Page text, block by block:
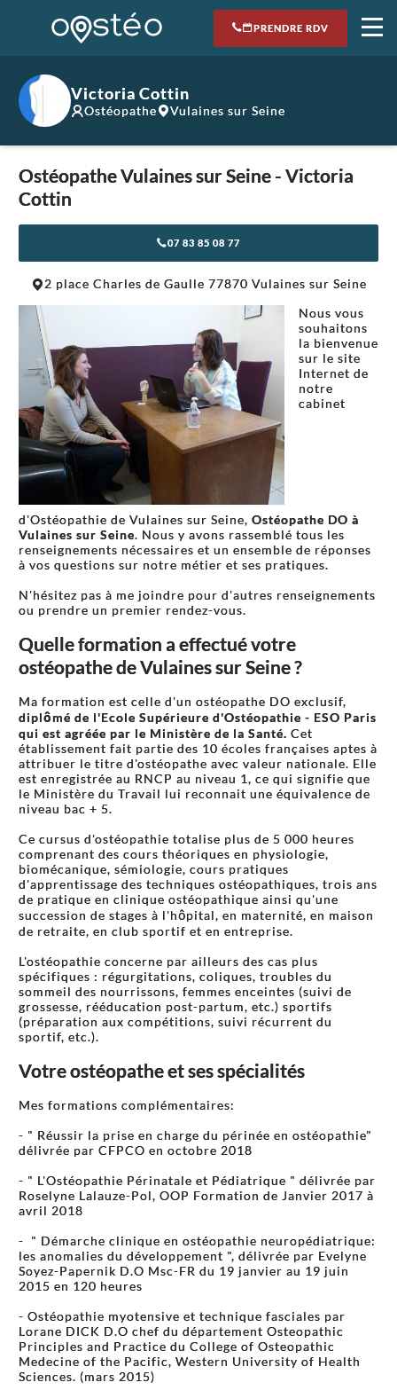
PRENDRE RDV
Victoria Cottin
Ostéopathe Vulaines sur Seine
Ostéopathe Vulaines sur Seine - Victoria
Cottin
07 83 85 08 77
+
−
2 place Charles de Gaulle 77870 Vulaines sur Seine
Nous vous
souhaitons
la bienvenue
sur le site
Internet de
notre
cabinet
d'Ostéopathie de Vulaines sur Seine, Ostéopathe DO à
Vulaines sur Seine. Nous y avons rassemblé tous les
renseignements nécessaires et un ensemble de réponses
à vos questions sur notre métier et ses pratiques.
N'hésitez pas à me joindre pour d'autres renseignements
ou prendre un premier rendez-vous.
Quelle formation a effectué votre
ostéopathe de Vulaines sur Seine ?
Ma formation est celle d'un ostéopathe DO exclusif,
diplômé de l'Ecole Supérieure d'Ostéopathie - ESO Paris
qui est agréée par le Ministère de la Santé. Cet
établissement fait partie des 10 écoles françaises aptes à
attribuer le titre d'ostéopathe avec valeur nationale. Elle
est enregistrée au RNCP au niveau 1, ce qui signifie que
le Ministère du Travail lui reconnait une équivalence de
niveau bac + 5.
Ce cursus d'ostéopathie totalise plus de 5 000 heures
comprenant des cours théoriques en physiologie,
biomécanique, sémiologie, cours pratiques
d'apprentissage des techniques ostéopathiques, trois ans
de pratique en clinique ostéopathique ainsi qu'une
succession de stages à l'hôpital, en maternité, en maison
de retraite, en club sportif et en entreprise.
L'ostéopathie concerne par ailleurs des cas plus
spécifiques : régurgitations, coliques, troubles du
sommeil des nourrissons, femmes enceintes (suivi de
grossesse, rééducation post-partum, etc.) sportifs
(préparation aux compétitions, suivi récurrent du
sportif, etc.).
Votre ostéopathe et ses spécialités
Mes formations complémentaires:
- " Réussir la prise en charge du périnée en ostéopathie"
délivrée par CFPCO en octobre 2018
- " L'Ostéopathie Périnatale et Pédiatrique " délivrée par
Roselyne Lalauze-Pol, OOP Formation de Janvier 2017 à
avril 2018
- " Démarche clinique en ostéopathie neuropédiatrique:
les anomalies du développement ", délivrée par Evelyne
Soyez-Papernik D.O Msc-FR du 19 janvier au 19 juin
2015 en 120 heures
- Ostéopathie myotensive et technique fasciales par
Lorane DICK D.O chef du département Osteopathic
Principles and Practice du College of Osteopathic
Medecine of the Pacific, Western University of Health
Sciences. (mars 2015)